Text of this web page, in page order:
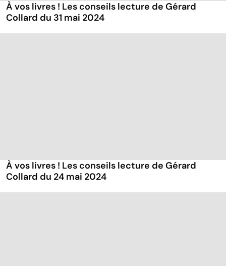
À vos livres ! Les conseils lecture de Gérard
Collard du 31 mai 2024
À vos livres ! Les conseils lecture de Gérard
Collard du 24 mai 2024